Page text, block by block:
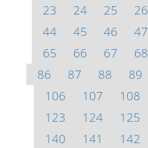
23
24 25 26
44
45 46 47
65
66 67 68
86
87 88 89
106
107 108
123
124 125
140
141 142